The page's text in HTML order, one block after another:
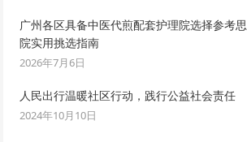
广州各区具备中医代煎配套护理院选择参考
院实用挑选指南
2026年7月6日
人民出行温暖社区行动，践行公益社会责任
2024年10月10日